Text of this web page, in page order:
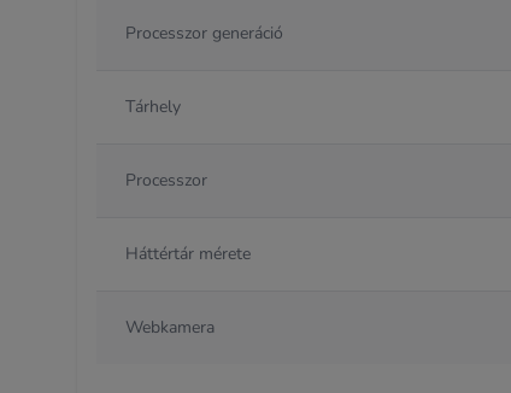
Processzor generáció
Tárhely
Processzor
Háttértár mérete
Webkamera